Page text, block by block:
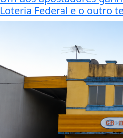
Loteria Federal e o outro